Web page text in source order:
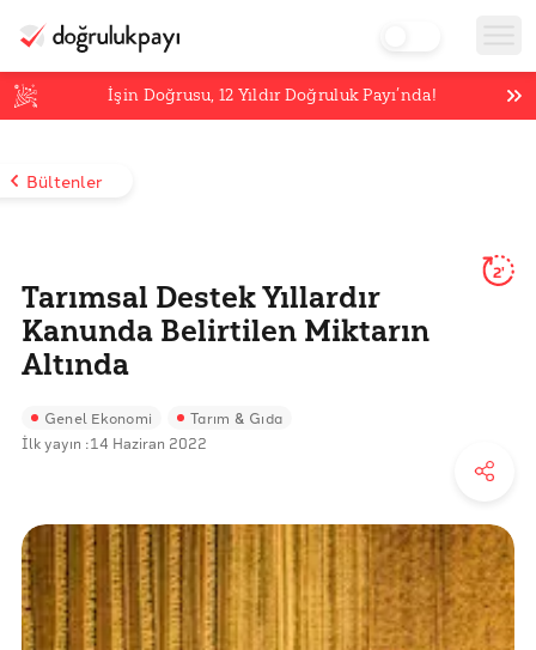
İşin Doğrusu,12 Yıldır Doğruluk Payı’nda!
Bültenler
Tarımsal Destek Yıllardır
Kanunda Belirtilen Miktarın
Altında
2'
Genel Ekonomi Tarım & Gıda
İlk yayın :14 Haziran 2022